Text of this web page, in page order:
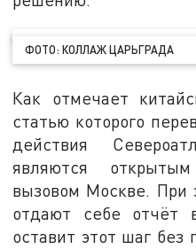
ФОТО: КОЛЛАЖ ЦАРЬГРАДА
Как отмечает
статью которого
действия
являются
вызовом Москве. При
отдают себе отчёт
оставит этот шаг